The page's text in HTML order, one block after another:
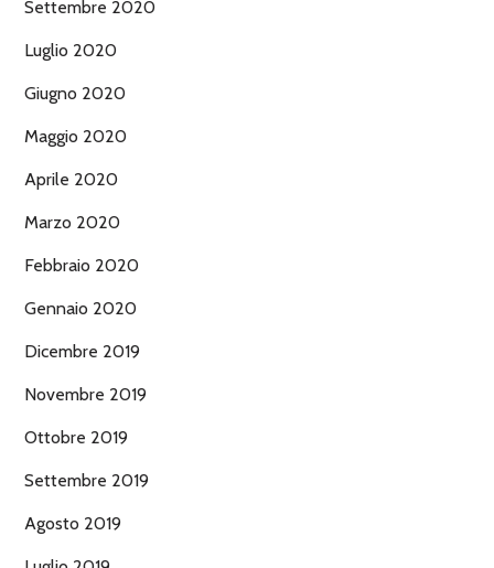
Settembre 2020
Luglio 2020
Giugno 2020
Maggio 2020
Aprile 2020
Marzo 2020
Febbraio 2020
Gennaio 2020
Dicembre 2019
Novembre 2019
Ottobre 2019
Settembre 2019
Agosto 2019